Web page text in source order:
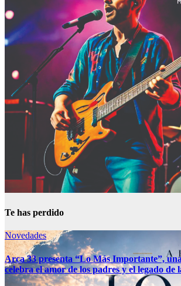
Te has perdido
Novedades
Arca 33 presenta “Lo Más Importante”,
celebra el amor de los padres y el legado de